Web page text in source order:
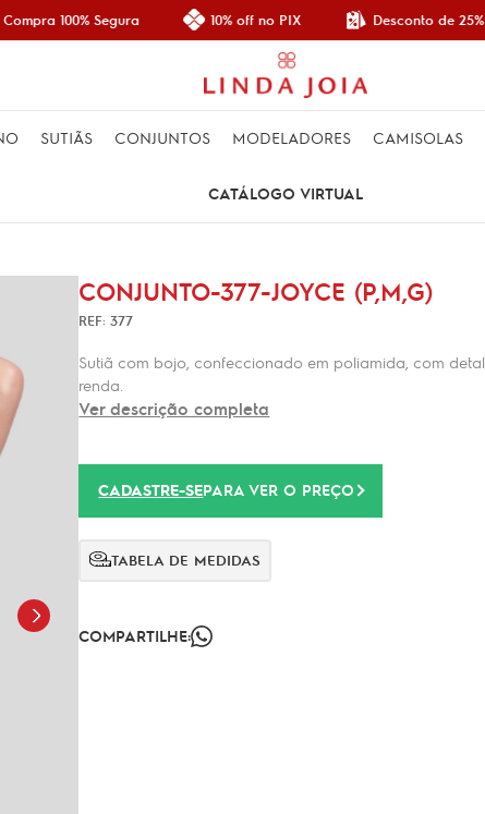
Compra 100% Segura 10% off no PIX Desconto de 25%
SUTIÃS CONJUNTOS MODELADORES CAMISOLAS
CATÁLOGO VIRTUAL
CONJUNTO-377-JOYCE (P,M,G)
REF: 377
Sutiã com bojo, confeccionado em poliamida, com
renda.
Ver descrição completa
CADASTRE-SEPARA VER O PREÇO
TABELA DE MEDIDAS
COMPARTILHE: